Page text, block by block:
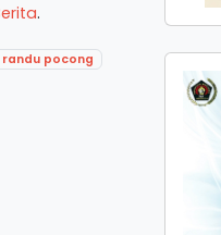
.
randu pocong